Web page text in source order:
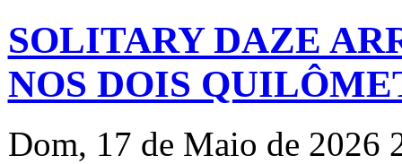
SOLITARY DAZE
NOS DOIS
Dom, 17 de Maio de 2026